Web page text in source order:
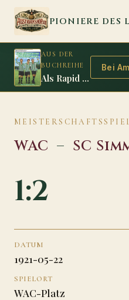
Zum Inhalt springen
PIONIERE DES
AUS DER
BUCHREIHE
Als Rapid zum ersten Mal Meister wurde
Bei
WAC – SC
1:2
DATUM
1921-05-22
SPIELORT
WAC-Platz